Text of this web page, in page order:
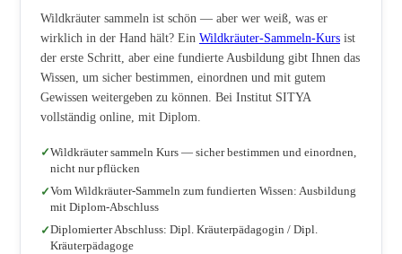
Wildkräuter sammeln ist schön — aber wer weiß, was er
wirklich in der Hand hält? Ein Wildkräuter-Sammeln-Kurs ist
der erste Schritt, aber eine fundierte Ausbildung gibt Ihnen das
Wissen, um sicher bestimmen, einordnen und mit gutem
Gewissen weitergeben zu können. Bei Institut SITYA
vollständig online, mit Diplom.
Wildkräuter sammeln Kurs — sicher bestimmen und einordnen,
nicht nur pflücken
Vom Wildkräuter-Sammeln zum fundierten Wissen: Ausbildung
mit Diplom-Abschluss
Diplomierter Abschluss: Dipl. Kräuterpädagogin / Dipl.
Kräuterpädagoge